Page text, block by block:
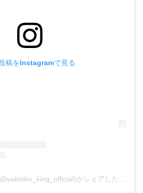
稿をInstagramで見る